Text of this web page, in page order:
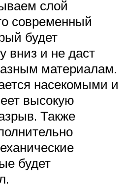
слой
современный
будет
вниз и не даст
материалам.
насекомыми и
высокую
Также
будет